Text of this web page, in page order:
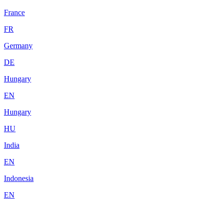
France
FR
Germany
DE
Hungary
EN
Hungary
HU
India
EN
Indonesia
EN